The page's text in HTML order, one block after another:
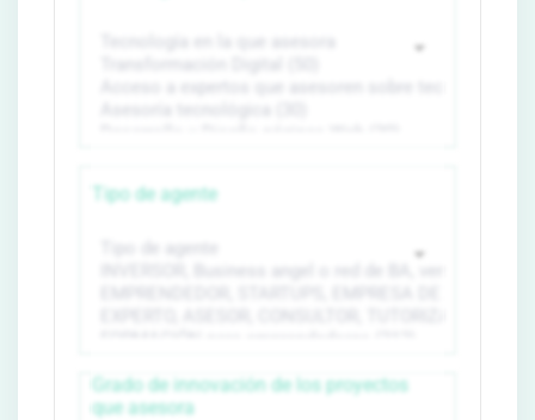
Tipo de agente
Grado de innovación de los proyectos
que asesora